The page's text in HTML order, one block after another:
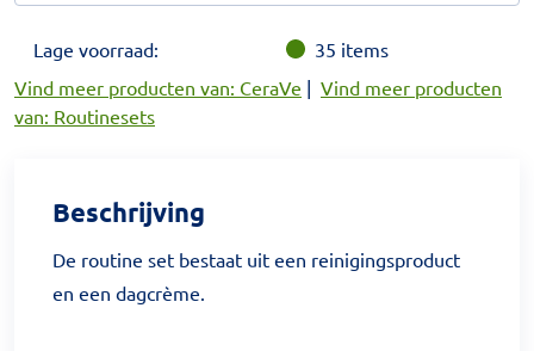
Lage voorraad: 35 items
Vind meer producten van: CeraVe | Vind meer producten
van: Routinesets
Beschrijving
De routine set bestaat uit een reinigingsproduct
en een dagcrème.